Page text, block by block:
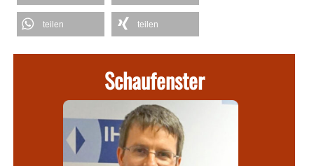
teilen teilen
Schaufenster